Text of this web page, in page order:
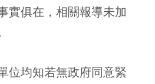
實俱在，相關報導未加
位均知若無政府同意緊